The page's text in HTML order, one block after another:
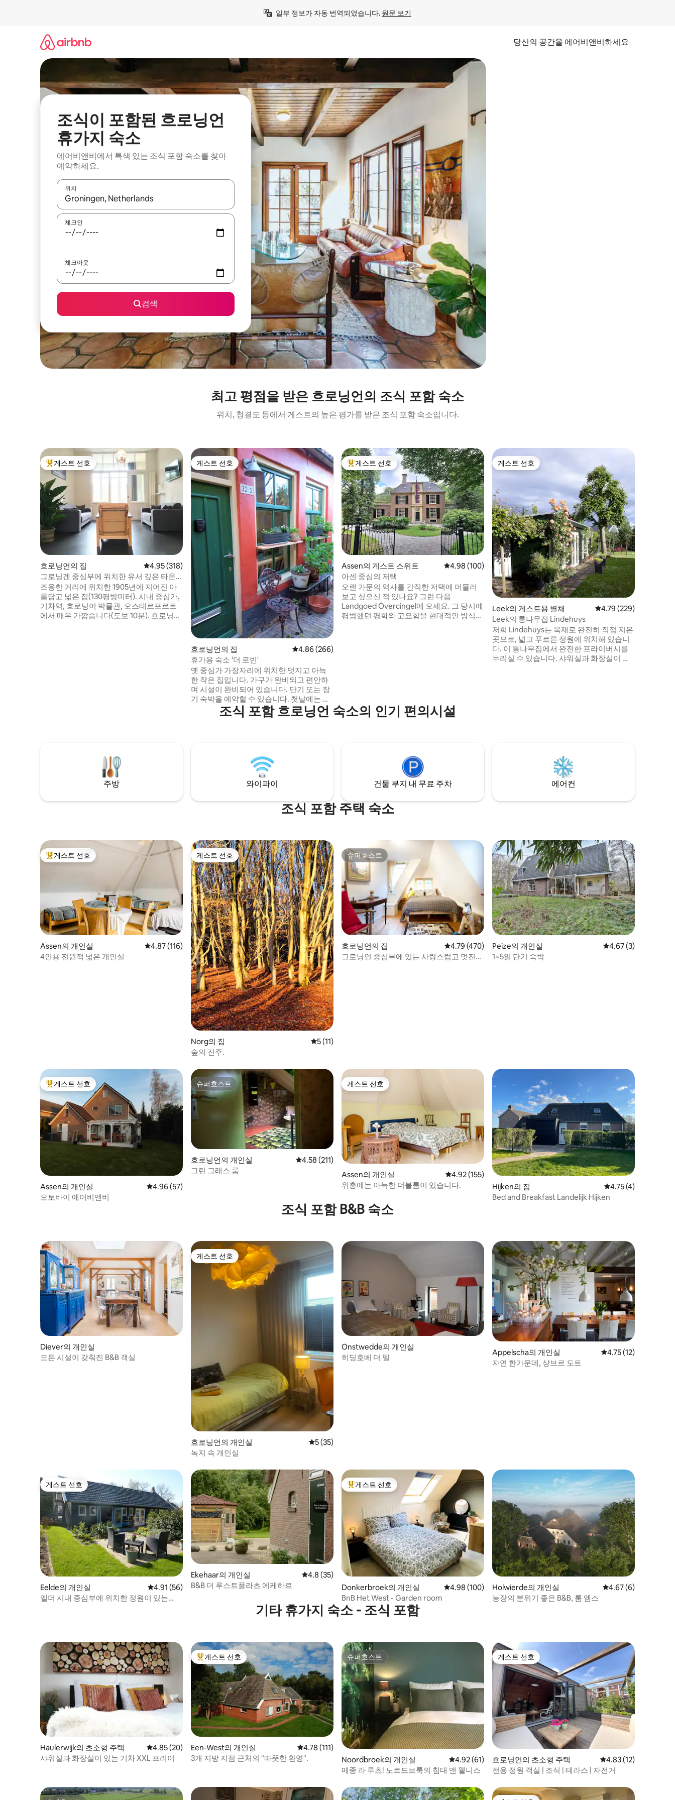
일부 정보가 자동 번역되었습니다. 원문 보기
당신의 공간을 에어비앤비하세요
조식이 포함된 흐로닝언
휴가지 숙소
에어비앤비에서 특색 있는 조식 포함 숙소를 찾아
예약하세요.
위치
결과가 나오면 위·아래 화살표 키를 사용하거나 터치 또는 스와이프 동작으로 탐색하세요.
체크인
체크아웃
검색
최고 평점을 받은 흐로닝언의 조식 포함 숙소
위치, 청결도 등에서 게스트의 높은 평가를 받은 조식 포함 숙소입니다.
상위 게스트 선호
게스트 선호
흐로닝언의 집 평점 4.95점(5점 만점), 후기 318개
4.95 (318)
그로닝겐 중심부에 위치한 유서 깊은 타운
하우스 + 주차
조용한 거리에 위치한 1905년에 지어진 아
름답고 넓은 집(130평방미터). 시내 중심가,
기차역, 흐로닝어 박물관, 오스테르포르트
에서 매우 가깝습니다(도보 10분). 흐로닝언
게스트 선호
게스트 선호
흐로닝언의 집 평점 4.86점(5점 만점), 후기 266개
4.86 (266)
휴가용 숙소 '더 로빈'
옛 중심가 가장자리에 위치한 멋지고 아늑
한 작은 집입니다. 가구가 완비되고 편안하
며 시설이 완비되어 있습니다. 단기 또는 장
기 숙박을 예약할 수 있습니다. 첫날에는 부
분적으로 유기농 셀프서비스 아침 식사가
준비되어 있습니다. 근처의 슈퍼마켓은
저렴한 옵션은 오스터포르트 주차장입니다.
거리 이름은 트롬프싱겔 23입니다.
상위 게스트 선호
게스트 선호
Assen의 게스트 스위트 평점 4.98점(5점 만점), 후기 100개
4.98 (100)
아센 중심의 저택
오랜 가문의 역사를 간직한 저택에 머물러
보고 싶으신 적 있나요? 그런 다음
Landgoed Overcingel에 오세요. 그 당시에
평범했던 평화와 고요함을 현대적인 방식으
게스트 선호
게스트 선호
Leek의 게스트용 별채 평점 4.79점(5점 만점),
4.79 (229)
Leek의 통나무집 Lindehuys
저희 Lindehuys는 목재로 완전히 직접 지은
곳으로, 넓고 푸르른 정원에 위치해 있습니
다. 이 통나무집에서 완전한 프라이버시를
누리실 수 있습니다. 샤워실과 화장실이 있
조식 포함 흐로닝언 숙소의 인기 편의시설
주방 와이파이 건물 부지 내 무료 주차 에어컨
조식 포함 주택 숙소
상위 게스트 선호
게스트 선호
Assen의 개인실 평점 4.87점(5점 만점), 후기 116개
4.87 (116)
4인용 전원적 넓은 개인실
게스트 선호
게스트 선호
Norg의 집 평점 5점(5점 만점), 후기 11개
5 (11)
숲의 진주.
슈퍼호스트
슈퍼호스트
흐로닝언의 집 평점 4.79점(5점 만점), 후기 470개
4.79 (470)
그로닝언 중심부에 있는 사랑스럽고 멋진
Peize의 개인실 평점 4.67점(5점 만점
4.67 (3)
1~5일 단기 숙박
상위 게스트 선호
게스트 선호
Assen의 개인실 평점 4.96점(5점 만점), 후기 57개
4.96 (57)
오토바이 에어비앤비
슈퍼호스트
슈퍼호스트
흐로닝언의 개인실 평점 4.58점(5점 만점), 후기 211개
4.58 (211)
그린 그래스 룸
게스트 선호
게스트 선호
Assen의 개인실 평점 4.92점(5점 만점), 후기 155개
4.92 (155)
위층에는 아늑한 더블룸이 있습니다.
Hijken의 집 평점 4.75점(5점 만
4.75 (4)
Bed and Breakfast Landelijk Hijken
조식 포함 B&B 숙소
Diever의 개인실
모든 시설이 갖춰진 B&B 객실
게스트 선호
게스트 선호
흐로닝언의 개인실 평점 5점(5점 만점), 후기 35개
5 (35)
녹지 속 개인실
Onstwedde의 개인실
히딩호베 더 델
Appelscha의 개인실 평점 4.75점(5점 만점
4.75 (12)
자연 한가운데, 샹브르 도트
게스트 선호
게스트 선호
Eelde의 개인실 평점 4.91점(5점 만점), 후기 56개
4.91 (56)
엘더 시내 중심부에 위치한 정원이 있는
Ekehaar의 개인실 평점 4.8점(5점 만점), 후기 35개
4.8 (35)
B&B 더 루스트플라츠 에케하르
상위 게스트 선호
게스트 선호
Donkerbroek의 개인실 평점 4.98점(5점 만점), 후기 100개
4.98 (100)
BnB Het West - Garden room
Holwierde의 개인실 평점 4.67점(5점 만점
4.67 (6)
농장의 분위기 좋은 B&B, 룸 엠스
기타 휴가지 숙소 - 조식 포함
Haulerwijk의 초소형 주택 평점 4.85점(5점 만점), 후기 20개
4.85 (20)
샤워실과 화장실이 있는 기차 XXL 프리어
상위 게스트 선호
게스트 선호
Een-West의 개인실 평점 4.78점(5점 만점), 후기 111개
4.78 (111)
3개 지방 지점 근처의 "따뜻한 환영".
슈퍼호스트
슈퍼호스트
Noordbroek의 개인실 평점 4.92점(5점 만점), 후기 61개
4.92 (61)
메종 라 루츠! 노르드브룩의 침대 앤 웰니스
게스트 선호
게스트 선호
흐로닝언의 초소형 주택 평점 4.83점(5점 만점
4.83 (12)
전용 정원 객실 | 조식 | 테라스 | 자전거